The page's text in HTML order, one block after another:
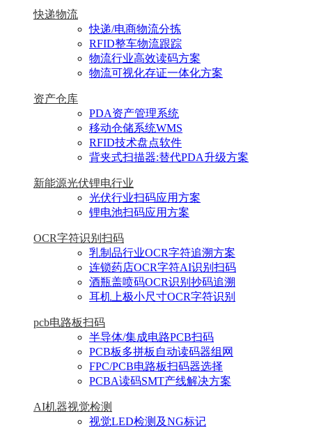
快递物流
快递/电商物流分拣
RFID整车物流跟踪
物流行业高效读码方案
物流可视化存证一体化方案
资产仓库
PDA资产管理系统
移动仓储系统WMS
RFID技术盘点软件
背夹式扫描器:替代PDA升级方案
新能源光伏锂电行业
光伏行业扫码应用方案
锂电池扫码应用方案
OCR字符识别扫码
乳制品行业OCR字符追溯方案
连锁药店OCR字符AI识别扫码
酒瓶盖喷码OCR识别抄码追溯
耳机上极小尺寸OCR字符识别
pcb电路板扫码
半导体/集成电路PCB扫码
PCB板多拼板自动读码器组网
FPC/PCB电路板扫码器选择
PCBA读码SMT产线解决方案
AI机器视觉检测
视觉LED检测及NG标记